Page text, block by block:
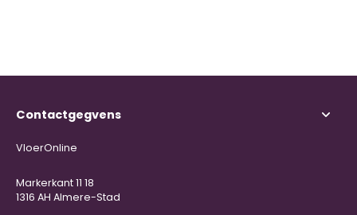
Contactgegvens
VloerOnline
Markerkant 11 18
1316 AH Almere-Stad